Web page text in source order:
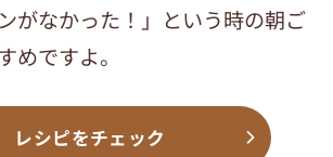
がなかった！」という時の朝ご
めですよ。
レシピをチェック